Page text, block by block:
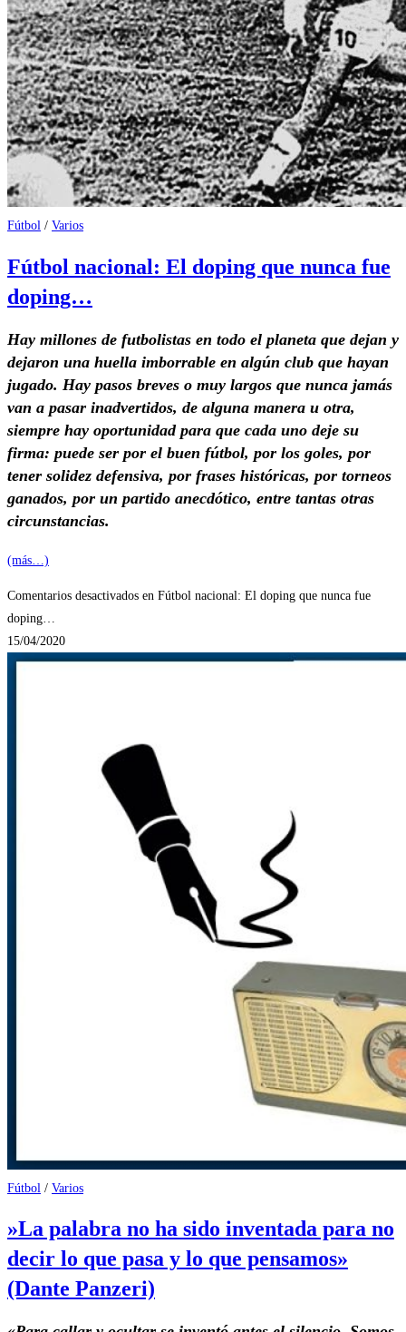
Fútbol / Varios
Fútbol nacional: El doping que nunca fue
doping…
Hay millones de futbolistas en todo el planeta que dejan y
dejaron una huella imborrable en algún club que hayan
jugado. Hay pasos breves o muy largos que nunca jamás
van a pasar inadvertidos, de alguna manera u otra,
siempre hay oportunidad para que cada uno deje su
firma: puede ser por el buen fútbol, por los goles, por
tener solidez defensiva, por frases históricas, por torneos
ganados, por un partido anecdótico, entre tantas otras
circunstancias.
(más…)
Comentarios desactivados en Fútbol nacional: El doping que nunca fue
doping…
15/04/2020
Fútbol / Varios
»La palabra no ha sido inventada para no
decir lo que pasa y lo que pensamos»
(Dante Panzeri)